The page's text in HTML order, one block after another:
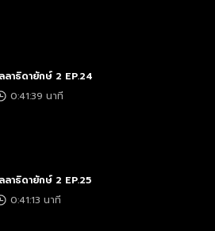
ลาธิดายักษ์ 2 EP.24
0:41:39 นาที
ลาธิดายักษ์ 2 EP.25
0:41:13 นาที